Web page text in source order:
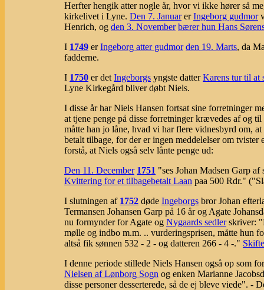
Herfter hengik atter nogle år, hvor vi ikke hører så
kirkelivet i Lyne. Den 7. JanuarerIngeborg gudmor
Henrich, og den 3. November bærer hun Hans
I 1749 erIngeborg atter gudmor den 19. Marts, da
fadderne.
I 1750 er det Ingeborgs yngste datterKarens tur til at
Lyne Kirkegård bliver døbt Niels.
I disse år har Niels Hansen fortsat sine forretninger
at tjene penge på disse forretninger krævedes af og
måtte han jo låne, hvad vi har flere vidnesbyrd om,
betalt tilbage, for der er ingen meddelelser om
forstå, at Niels også selv lånte penge ud:
Den 11. December 1751 "ses Johan Madsen Garp
Kvittering for et tilbagebetalt Laan paa 500 Rdr."
I slutningen af 1752 døde Ingeborgs bror Johan
Termansen Johansen Garp på 16 år og Agate
nu formynder for Agate og Nygaards sedlerskriver:
mølle og indbo m.m. .. vurderingsprisen, måtte hun
altså fik sønnen 532 - 2 - og datteren 266 - 4 -."
I denne periode stillede Niels Hansen også op som
Nielsen af Lønborg Sogn og enken Marianne
disse personer desserterede, så de ej bleve viede".